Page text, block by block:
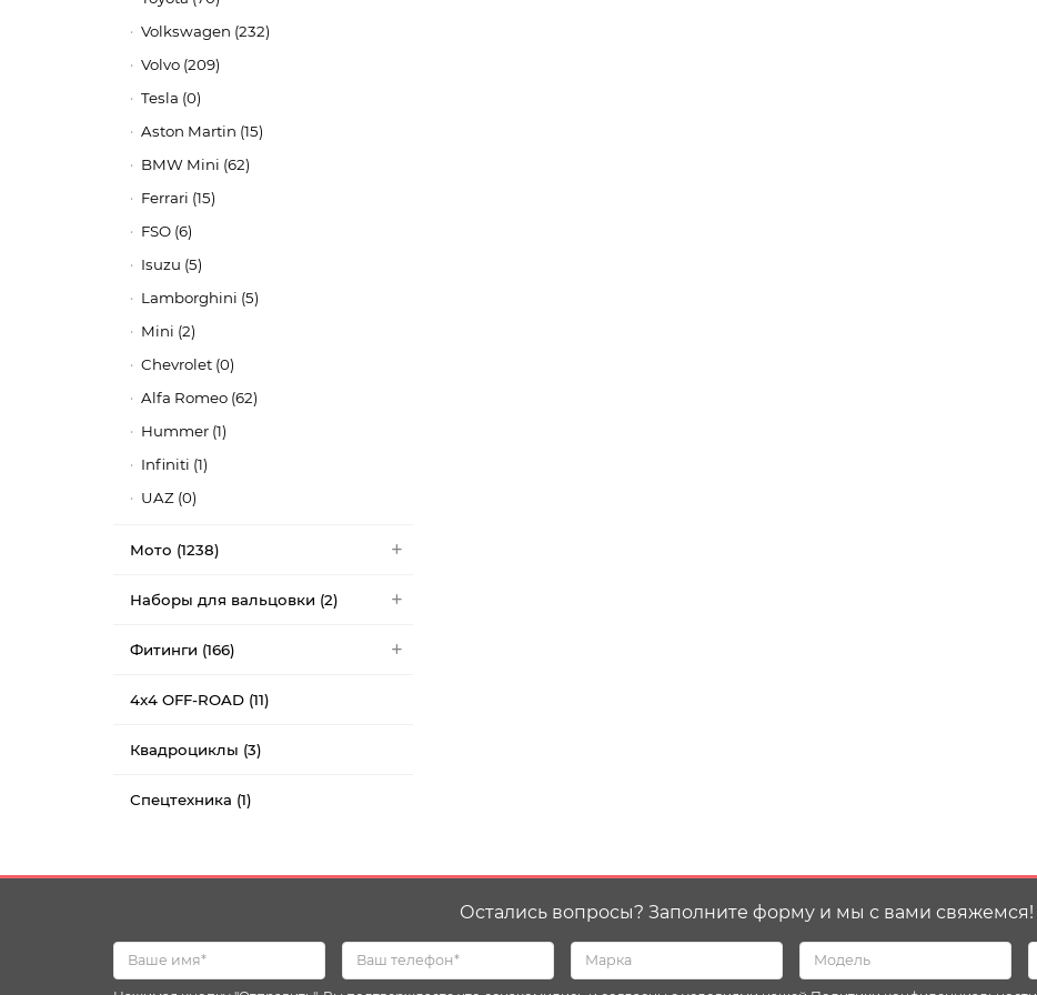
Volkswagen (232)
Volvo (209)
Tesla (0)
Aston Martin (15)
BMW Mini (62)
Ferrari (15)
FSO (6)
Isuzu (5)
Lamborghini (5)
Mini (2)
Chevrolet (0)
Alfa Romeo (62)
Hummer (1)
Infiniti (1)
UAZ (0)
Мото (1238)
Наборы для вальцовки (2)
Фитинги (166)
4x4 OFF-ROAD (11)
Квадроциклы (3)
Спецтехника (1)
Остались вопросы? Заполните форму и мы с вами свяжемся!